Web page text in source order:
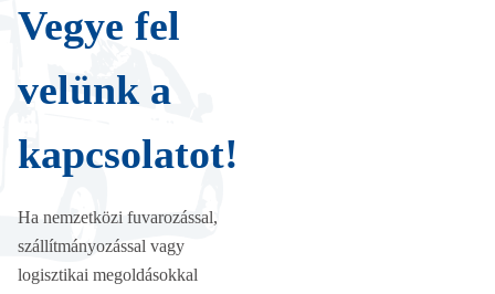
Vegye fel
velünk a
kapcsolatot!
Ha nemzetközi fuvarozással,
szállítmányozással vagy
logisztikai megoldásokkal